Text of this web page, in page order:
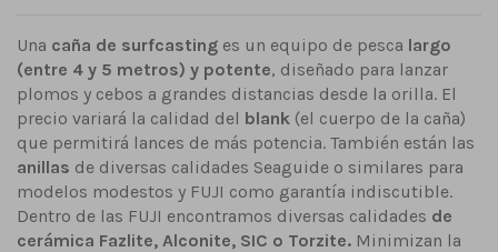
Una caña de surfcasting es un equipo de pesca largo
(entre 4 y 5 metros) y potente, diseñado para lanzar
plomos y cebos a grandes distancias desde la orilla. El
precio variará la calidad del blank (el cuerpo de la caña)
que permitirá lances de más potencia. También están las
anillas de diversas calidades Seaguide o similares para
modelos modestos y FUJI como garantía indiscutible.
Dentro de las FUJI encontramos diversas calidades de
cerámica Fazlite, Alconite, SIC o Torzite. Minimizan la